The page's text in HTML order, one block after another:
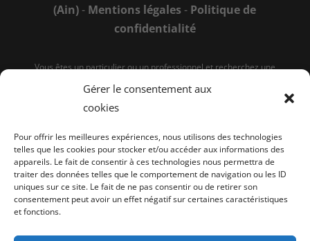
Gérer le consentement aux
cookies
Pour offrir les meilleures expériences, nous utilisons des technologies
telles que les cookies pour stocker et/ou accéder aux informations des
appareils. Le fait de consentir à ces technologies nous permettra de
traiter des données telles que le comportement de navigation ou les ID
uniques sur ce site. Le fait de ne pas consentir ou de retirer son
consentement peut avoir un effet négatif sur certaines caractéristiques
et fonctions.
(Ain)- Mentions légales- Politique de
confidentialité
Vous êtes un particulier ou un professionnel et recherchez une
Vous souhaitez construire votre maison individuelle, une villa, un
bâtiment professionnel ou tout simplement construire une
terrasse, un mur en pierre, effectuer des travaux de carrelage,
poser un parquet, ... ?
de construction, qu'il s'agisse de travaux de maçonnerie
générale en extérieur (gros oeuvres, dallages, terrasses, murs
en pierre, ...) ou en intérieur (carrelages, parquets, peintures,
salles de bain, carnotzets, ...).
Nous sommes également à votre service pourl'aménagement
de votre cuisineou d'autrestravaux d'aménagement sur-
mesure . Nous intervenons sur tout le Pays de Gex
(département 01).